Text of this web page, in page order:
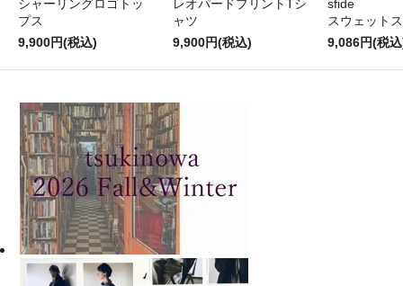
シャーリングロゴトッ
プス
9,900円(税込)
レオパードプリントTシ
ャツ
9,900円(税込)
sfide
スウェット
9,086円(税